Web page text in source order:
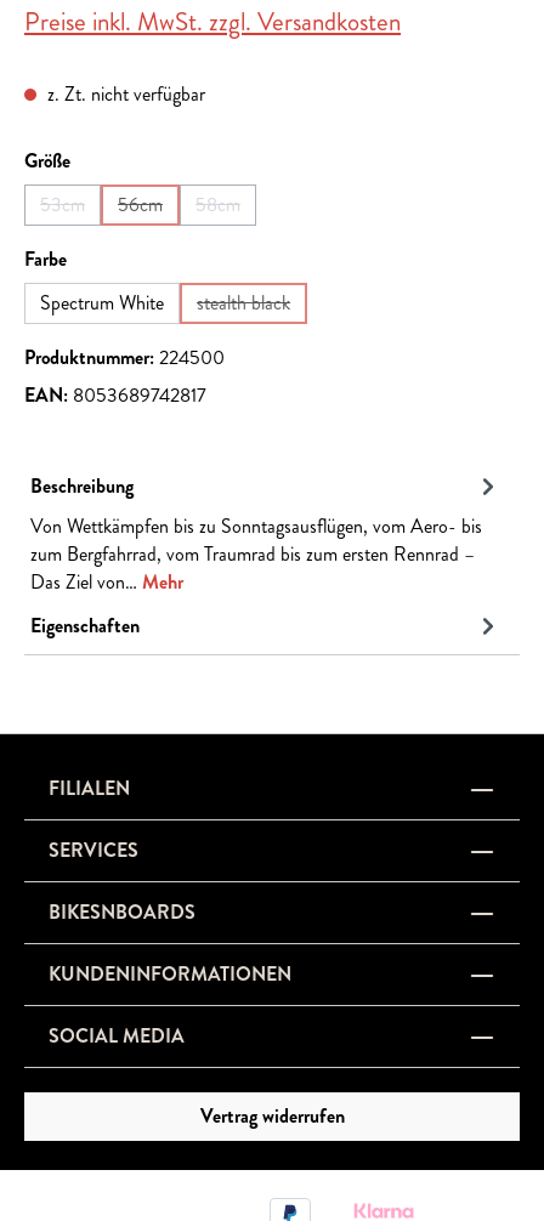
Preise inkl. MwSt. zzgl. Versandkosten
z. Zt. nicht verfügbar
Größeauswählen
53cm
(Diese Option ist zurzeit nicht verfügbar.)
56cm
(Diese Option ist zurzeit nicht verfügbar.)
58cm
(Diese Option ist zurzeit nicht verfügbar.)
Farbeauswählen
Spectrum White
stealth black
(Diese Option ist zurzeit nicht verfügbar.)
Produktnummer:224500
EAN: 8053689742817
Beschreibung
Von Wettkämpfen bis zu Sonntagsausflügen, vom Aero- bis
zum Bergfahrrad, vom Traumrad bis zum ersten Rennrad –
Das Ziel von… Mehr
Eigenschaften
FILIALEN
SERVICES
BIKESNBOARDS
KUNDENINFORMATIONEN
SOCIAL MEDIA
Vertrag widerrufen